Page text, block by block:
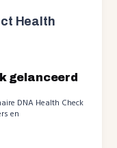
Health
gelanceerd
DNA Health Check
en